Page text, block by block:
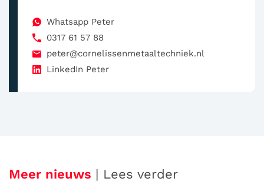
Whatsapp Peter
0317 61 57 88
peter@cornelissenmetaaltechniek.nl
LinkedIn Peter
Meer nieuws | Lees verder